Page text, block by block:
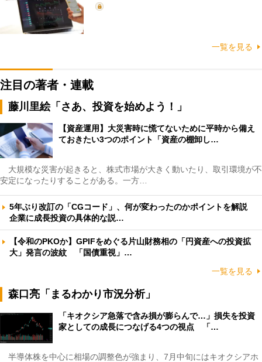
一覧を見る
注目の著者・連載
藤川里絵「さあ、投資を始めよう！」
【資産運用】大災害時に慌てないために平時から備え
ておきたい3つのポイント「資産の棚卸し…
大規模な災害が起きると、株式市場が大きく動いたり、取引環境が不
安定になったりすることがある。一方…
5年ぶり改訂の「CGコード」、何が変わったのかポイントを解説
企業に成長投資の具体的な説…
【令和のPKOか】GPIFをめぐる片山財務相の「円資産への投資拡
大」発言の波紋 「国債重視」…
一覧を見る
森口亮「まるわかり市況分析」
「キオクシア急落で含み損が膨らんで…」損失を投資
家としての成長につなげる4つの視点 「…
半導体株を中心に相場の調整色が強まり、7月中旬にはキオクシアホ